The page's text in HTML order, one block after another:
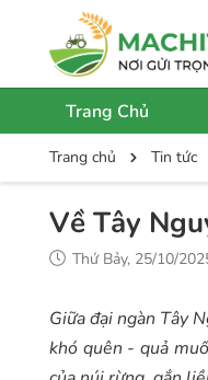
Trang Chủ
Trang chủ Tin tức
Về Tây
Thứ Bảy, 25/10/
Giữa đại ngàn Tây
khó quên - quả